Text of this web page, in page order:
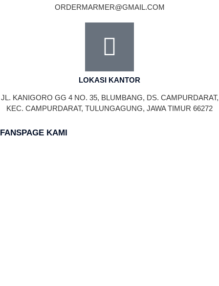
ORDERMARMER@GMAIL.COM
LOKASI KANTOR
JL. KANIGORO GG 4 NO. 35, BLUMBANG, DS. CAMPURDARAT,
KEC. CAMPURDARAT, TULUNGAGUNG, JAWA TIMUR 66272
FANSPAGE KAMI